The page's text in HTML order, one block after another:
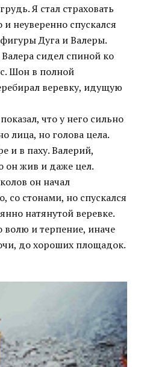
Я стал страховать
неуверенно спускался
Дуга и Валеры.
сидел спиной ко
Шон в полной
веревку, идущую
что у него сильно
лица, но голова цела.
и в паху. Валерий,
он жив и даже цел.
он начал
со стонами, но спускался
натянутой веревке.
волю и терпение, иначе
до хороших площадок.